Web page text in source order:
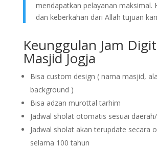
mendapatkan pelayanan maksimal.
dan keberkahan dari Allah tujuan
Keunggulan Jam
Masjid Jogja
Bisa custom design ( nama masjid,
background )
Bisa adzan murottal tarhim
Jadwal sholat otomatis sesuai
Jadwal sholat akan terupdate secara
selama 100 tahun